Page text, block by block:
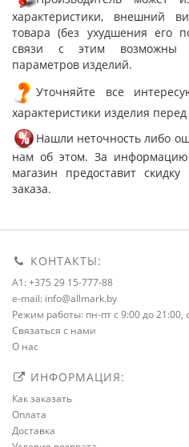
характеристики, внешний
товара (без ухудшения его
связи с этим возможны
параметров изделий.
Уточняйте все
характеристики изделия
Нашли неточность либо
нам об этом. За
магазин предоставит
заказа.
КОНТАКТЫ:
A1: +375 29 15-777-88
e-mail: info@allmark.by
Режим работы: пн-пт с 9:00 до 21:00,
Связаться с нами
О нас
ИНФОРМАЦИЯ:
Как заказать
Оплата
Доставка